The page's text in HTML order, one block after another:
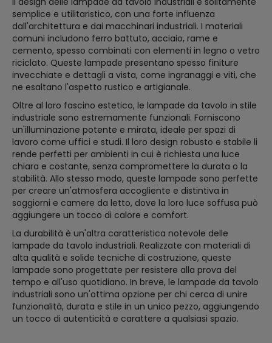
semplice e utilitaristico, con una forte influenza
dall'architettura e dai macchinari industriali. I materiali
comuni includono ferro battuto, acciaio, rame e
cemento, spesso combinati con elementi in legno o vetro
riciclato. Queste lampade presentano spesso finiture
invecchiate e dettagli a vista, come ingranaggi e viti, che
ne esaltano l'aspetto rustico e artigianale.
Oltre al loro fascino estetico, le lampade da tavolo in stile
industriale sono estremamente funzionali. Forniscono
un'illuminazione potente e mirata, ideale per spazi di
lavoro come uffici e studi. Il loro design robusto e stabile li
rende perfetti per ambienti in cui è richiesta una luce
chiara e costante, senza compromettere la durata o la
stabilità. Allo stesso modo, queste lampade sono perfette
per creare un'atmosfera accogliente e distintiva in
soggiorni e camere da letto, dove la loro luce soffusa può
aggiungere un tocco di calore e comfort.
La durabilità è un'altra caratteristica notevole delle
lampade da tavolo industriali. Realizzate con materiali di
alta qualità e solide tecniche di costruzione, queste
lampade sono progettate per resistere alla prova del
tempo e all'uso quotidiano. In breve, le lampade da tavolo
industriali sono un'ottima opzione per chi cerca di unire
funzionalità, durata e stile in un unico pezzo, aggiungendo
un tocco di autenticità e carattere a qualsiasi spazio.